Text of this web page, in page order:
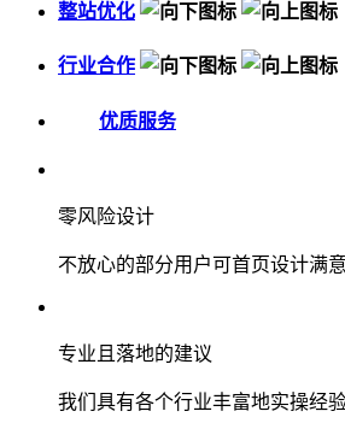
整站优化
行业合作
优质服务
零风险设计
不放心的部分用户可首页设计满
专业且落地的建议
我们具有各个行业丰富地实操经